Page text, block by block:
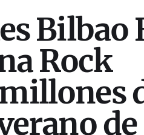
Bilbao
Rock
de